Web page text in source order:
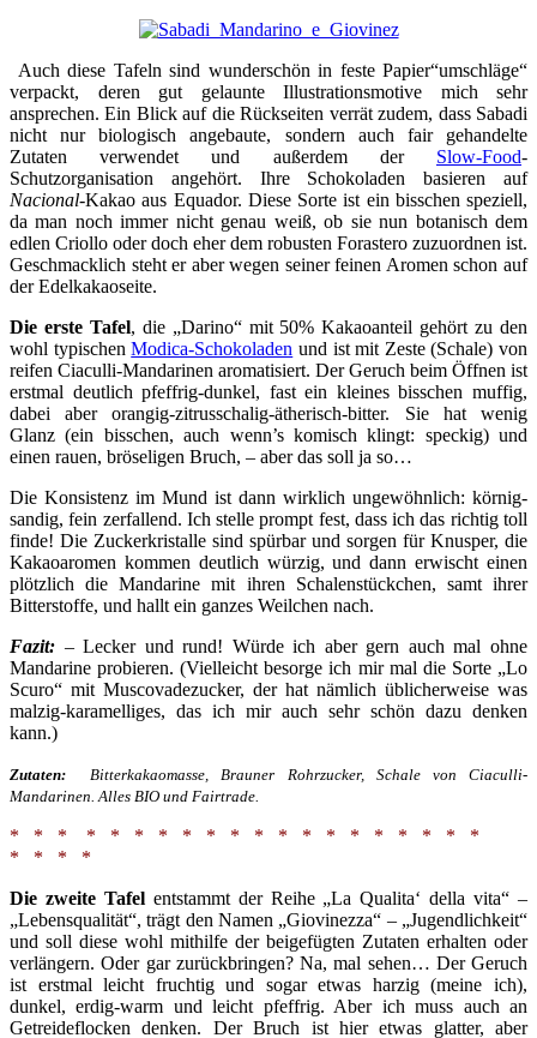
Auch diese Tafeln sind wunderschön in feste Papier“umschläge“
verpackt, deren gut gelaunte Illustrationsmotive mich sehr
ansprechen. Ein Blick auf die Rückseiten verrät zudem, dass Sabadi
nicht nur biologisch angebaute, sondern auch fair gehandelte
Zutaten verwendet und außerdem der Slow-Food-
Schutzorganisation angehört. Ihre Schokoladen basieren auf
Nacional-Kakao aus Equador. Diese Sorte ist ein bisschen speziell,
da man noch immer nicht genau weiß, ob sie nun botanisch dem
edlen Criollo oder doch eher dem robusten Forastero zuzuordnen ist.
Geschmacklich steht er aber wegen seiner feinen Aromen schon auf
der Edelkakaoseite.
Die erste Tafel, die „Darino“ mit 50% Kakaoanteil gehört zu den
wohl typischenModica-Schokoladen und ist mit Zeste (Schale) von
reifen Ciaculli-Mandarinen aromatisiert. Der Geruch beim Öffnen ist
erstmal deutlich pfeffrig-dunkel, fast ein kleines bisschen muffig,
dabei aber orangig-zitrusschalig-ätherisch-bitter. Sie hat wenig
Glanz (ein bisschen, auch wenn’s komisch klingt: speckig) und
einen rauen, bröseligen Bruch, – aber das soll ja so…
Die Konsistenz im Mund ist dann wirklich ungewöhnlich: körnig-
sandig, fein zerfallend. Ich stelle prompt fest, dass ich das richtig toll
finde! Die Zuckerkristalle sind spürbar und sorgen für Knusper, die
Kakaoaromen kommen deutlich würzig, und dann erwischt einen
plötzlich die Mandarine mit ihren Schalenstückchen, samt ihrer
Bitterstoffe, und hallt ein ganzes Weilchen nach.
Fazit: – Lecker und rund! Würde ich aber gern auch mal ohne
Mandarine probieren. (Vielleicht besorge ich mir mal die Sorte „Lo
Scuro“ mit Muscovadezucker, der hat nämlich üblicherweise was
malzig-karamelliges, das ich mir auch sehr schön dazu denken
kann.)
Zutaten:
Bitterkakaomasse, Brauner Rohrzucker, Schale von Ciaculli-
Mandarinen. Alles BIO und Fairtrade.
* * * * * * * * * * * * * * * * * * * *
* * * *
Die zweite Tafelentstammt der Reihe „La Qualita‘ della vita“ –
„Lebensqualität“, trägt den Namen „Giovinezza“ – „Jugendlichkeit“
und soll diese wohl mithilfe der beigefügten Zutaten erhalten oder
verlängern. Oder gar zurückbringen? Na, mal sehen… Der Geruch
ist erstmal leicht fruchtig und sogar etwas harzig (meine ich),
dunkel, erdig-warm und leicht pfeffrig. Aber ich muss auch an
Getreideflocken denken. Der Bruch ist hier etwas glatter, aber